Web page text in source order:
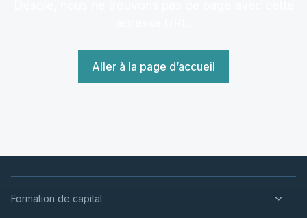
Aller à la page d’accueil
Formation de capital